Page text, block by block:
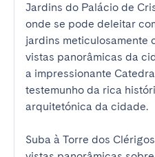
Jardins do Palácio de
onde se pode deleitar
jardins meticulosamente
vistas panorâmicas da
a impressionante
testemunho da rica
arquitetónica da cidade.
Suba à Torre dos